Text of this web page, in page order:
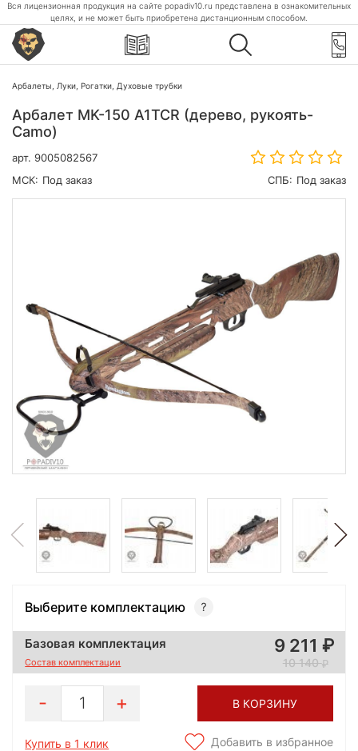
Вся лицензионная продукция на сайте popadiv10.ru представлена в ознакомительных
целях, и не может быть приобретена дистанционным способом.
Арбалеты, Луки, Рогатки, Духовые трубки
Арбалет MK-150 A1TCR (дерево, рукоять-
Camo)
арт. 9005082567
МСК: Под заказ СПБ: Под заказ
Выберите комплектацию
Базовая комплектация
Состав комплектации
9 211
10 140
1 В КОРЗИНУ
Купить в 1 клик
Добавить в избранное